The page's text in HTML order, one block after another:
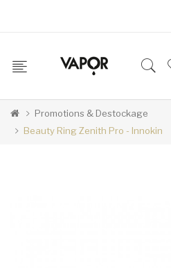
Promotions & Destockage
Beauty Ring Zenith Pro - Innokin